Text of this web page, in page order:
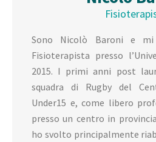
Sono Nicolò Baroni e
Fisioterapista presso
2015. I primi anni post
squadra di Rugby del
Under15 e, come libero
presso un centro in
ho svolto principalmente